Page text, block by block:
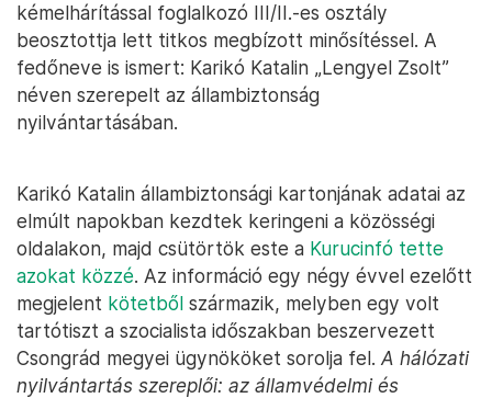
kémelhárítással foglalkozó III/II.-es osztály
beosztottja lett titkos megbízott minősítéssel. A
fedőneve is ismert: Karikó Katalin „Lengyel Zsolt”
néven szerepelt az állambiztonság
nyilvántartásában.
Karikó Katalin állambiztonsági kartonjának adatai az
elmúlt napokban kezdtek keringeni a közösségi
oldalakon, majd csütörtök este a Kurucinfó tette
azokat közzé. Az információ egy négy évvel ezelőtt
megjelent kötetből származik, melyben egy volt
tartótiszt a szocialista időszakban beszervezett
Csongrád megyei ügynököket sorolja fel. A hálózati
nyilvántartás szereplői: az államvédelmi és